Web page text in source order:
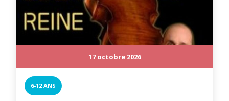
17 octobre 2026
6-12 ANS